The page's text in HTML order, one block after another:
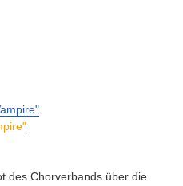
des Chorverbands über die